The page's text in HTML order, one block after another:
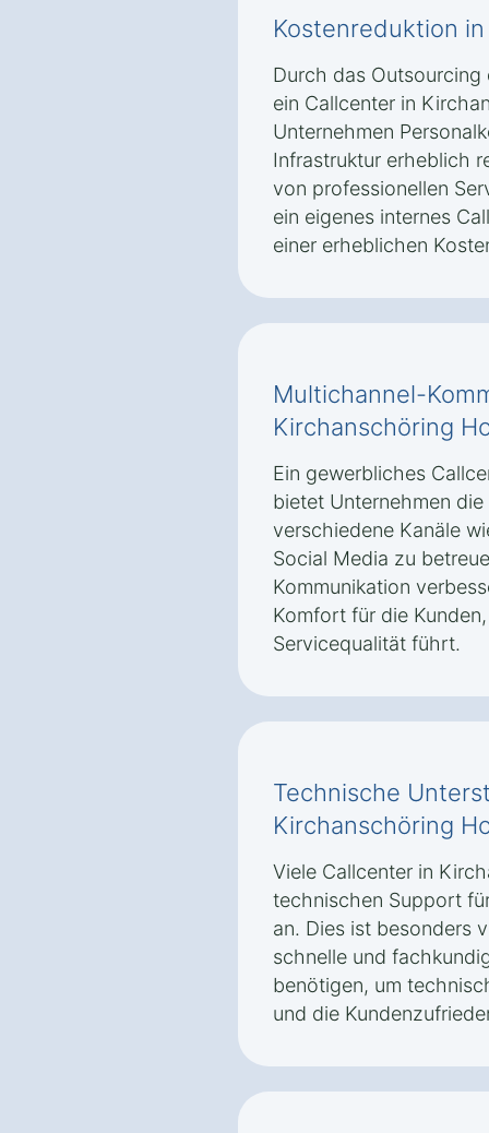
Kostenreduktion
Durch das Outsourcing
ein Callcenter in
Unternehmen
Infrastruktur erheblich
von professionellen
ein eigenes internes
einer erheblichen
Multichannel-
Kirchanschöring
Ein gewerbliches
bietet Unternehmen
verschiedene Kanäle
Social Media zu
Kommunikation
Komfort für die
Servicequalität führt.
Technische
Kirchanschöring
Viele Callcenter in
technischen Support
an. Dies ist besonders
schnelle und
benötigen, um
und die